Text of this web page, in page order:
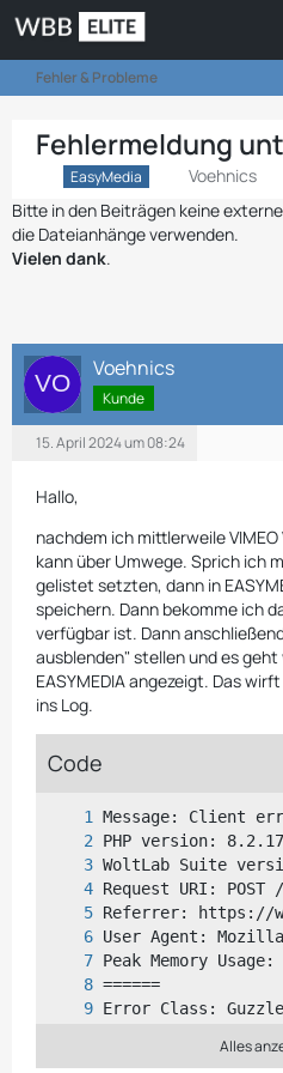
Fehler & Probleme
Fehlermeldung
EasyMedia Voehnics
Bitte in den Beiträgen keine
die Dateianhänge verwenden.
Vielen dank.
Voehnics
Kunde
15. April 2024 um 08:24
Hallo,
nachdem ich mittlerweile
kann über Umwege. Sprich ich
gelistet setzten, dann in
speichern. Dann bekomme ich
verfügbar ist. Dann
ausblenden" stellen und es
EASYMEDIA angezeigt. Das
ins Log.
Code
Alles